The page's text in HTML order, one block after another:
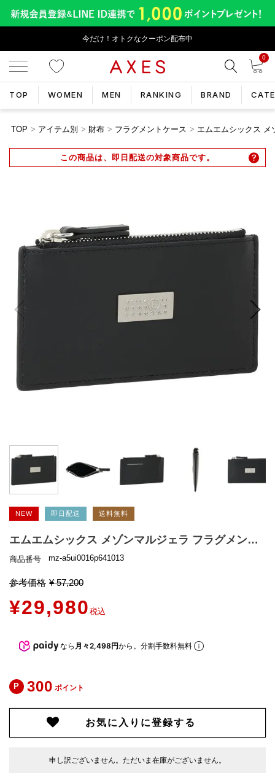
今だけ！オトクなクーポン配布中
0
TOP WOMEN MEN RANKING BRAND
TOP アイテム別 財布 フラグメントケース エムエムシックス メ
この商品は、即日配送の対象商品です。
NEW 即日配送 送料無料
エムエムシックス メゾンマルジェラ フラグメントケース ブラック メンズ レディース MM6 Maison Margiela SA5UI0016 P6418 T8013 2026春夏新作
商品番号 mz-a5ui0016p641013
参考価格 ¥ 57,200
¥29,980 税込
なら 月々2,498円から。分割手数料無料
300 ポイント
お気に入りに登録する
申し訳ございません。ただいま在庫がございません。